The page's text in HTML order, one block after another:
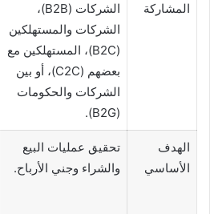
المشاركة
الشركات (B2B)،
الشركات والمستهلكين
(B2C)، المستهلكين مع
بعضهم (C2C)، أو بين
الشركات والحكومات
(B2G).
الهدف
الأساسي
تحقيق عمليات البيع
والشراء وجني الأرباح.